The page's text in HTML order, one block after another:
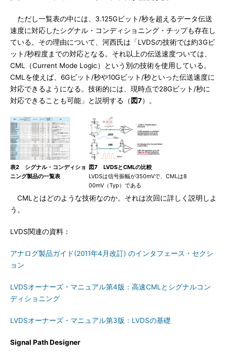
ただし一覧表の中には、3.125Gビット/秒を超えるデータ伝送
速度に対応したシグナル・コンディショニング・チップも存在し
ている。その理由について、河西氏は「LVDSの技術では約3Gビ
ット/秒程度までの対応となる。それ以上の伝送速度ついては、
CML（Current Mode Logic）という別の技術を使用している。
CMLを使えば、6Gビット/秒や10Gビット/秒といった伝送速度に
対応できるようになる。技術的には、現時点で28Gビット/秒に
対応できることも可能」と説明する（ 図7）。
表2 シグナル・コンディショ
ニング製品の一覧表
図7 LVDSとCMLの比較
LVDSは信号振幅が350mVで、CMLは8
00mV（Typ）である
CMLとはどのような技術なのか。それは次回に詳しく説明しよ
う。
LVDS関連の資料：
アナログ製品ガイド(2011年4月改訂) のインタフェース・セクシ
ョン
LVDSオーナーズ・マニュアル第4版：高速CMLとシグナルコン
ディショニング
LVDSオーナーズ・マニュアル第3版：LVDSの基礎
Signal Path Designer